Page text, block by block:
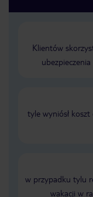
Klientów
tyle wyniósł
w przypadku tylu
wakacji w